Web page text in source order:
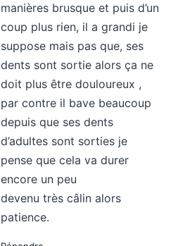
manières brusque et puis d’un
coup plus rien, il a grandi je
suppose mais pas que, ses
dents sont sortie alors ça ne
doit plus être douloureux ,
par contre il bave beaucoup
depuis que ses dents
d’adultes sont sorties je
pense que cela va durer
encore un peu
devenu très câlin alors
patience.